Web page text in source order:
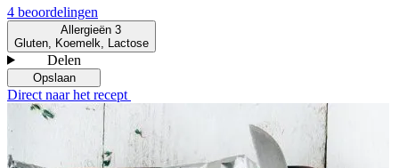
4 beoordelingen
Allergieën 3
Gluten, Koemelk, Lactose
Delen
Opslaan
Direct naar het recept